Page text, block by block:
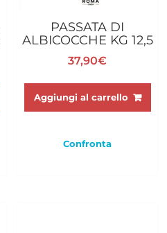
PASSATA DI
ALBICOCCHE KG 12,5
37,90€
Aggiungi al carrello
Confronta